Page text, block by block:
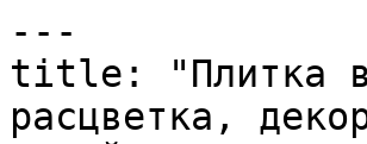
---
title: "Плитка в
расцветка,